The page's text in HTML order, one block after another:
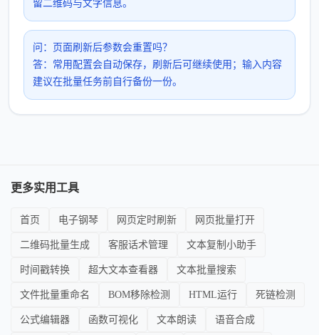
留二维码与文字信息。
问：页面刷新后参数会重置吗？
答：常用配置会自动保存，刷新后可继续使用；输入内容
建议在批量任务前自行备份一份。
更多实用工具
首页 电子钢琴 网页定时刷新 网页批量打开
二维码批量生成 客服话术管理 文本复制小助手
时间戳转换 超大文本查看器 文本批量搜索
文件批量重命名 BOM移除检测 HTML运行 死链检测
公式编辑器 函数可视化 文本朗读 语音合成